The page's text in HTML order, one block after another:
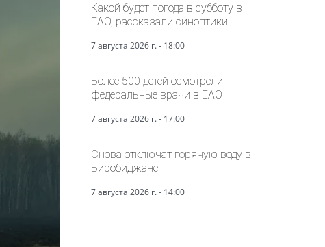
Какой будет погода в субботу в
ЕАО, рассказали синоптики
7 августа 2026 г. - 18:00
Более 500 детей осмотрели
федеральные врачи в ЕАО
7 августа 2026 г. - 17:00
Снова отключат горячую воду в
Биробиджане
7 августа 2026 г. - 14:00